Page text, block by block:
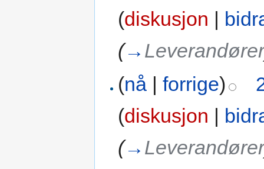
(diskusjon |
(→
(nå |forrige)
(diskusjon |
(→